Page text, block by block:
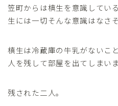
笠町からは槙生を意識してい
生には一切そんな意識はなさ
槙生は冷蔵庫の牛乳がないこ
人を残して部屋を出てしまいま
残された二人。